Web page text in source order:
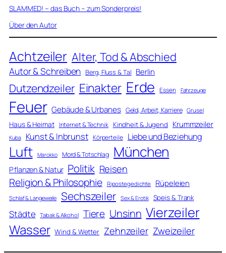
SLAMMED! – das Buch – zum Sonderpreis!
Über den Autor
Achtzeiler Alter, Tod & Abschied
Autor & Schreiben Berg, Fluss & Tal Berlin
Dutzendzeiler Einakter Erde Essen Fahrzeuge
Feuer Gebäude & Urbanes Geld, Arbeit, Karriere Grusel
Haus & Heimat Internet & Technik Kindheit & Jugend Krummzeiler
Kuba Kunst & Inbrunst Körperteile Liebe und Beziehung
Luft Marokko Mord & Totschlag München
Pflanzen & Natur Politik Reisen
Religion & Philosophie Ripostegedichte Rüpeleien
Schlaf & Langeweile Sechszeiler Sex & Erotik Speis & Trank
Städte Tabak & Alkohol Tiere Unsinn Vierzeiler
Wasser Wind & Wetter Zehnzeiler Zweizeiler